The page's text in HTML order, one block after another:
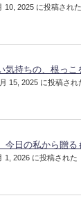
10, 2025 に投稿された
気持ちの、根っこ
15, 2025 に投稿され
今日の私から贈る
1, 2026 に投稿された